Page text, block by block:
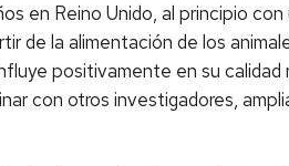
en Reino Unido, al principio
de la alimentación de los
positivamente en su
con otros investigadores,